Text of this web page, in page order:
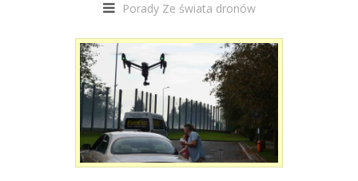
Porady Ze świata dronów